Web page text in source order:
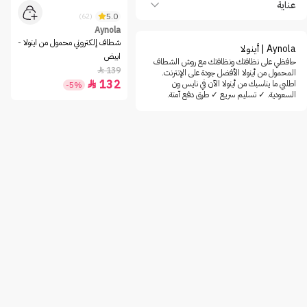
عناية
Aynola | أينولا
حافظي على نظافتك ونظافتك مع روش الشطاف
المحمول من أينولا الأفضل جودة على الإنترنت.
اطلبي ما يناسبك من أينولا الآن في نايس ون
السعودية. ✓ تسليم سريع ✓ طرق دفع آمنة.
5.0
(62)
Aynola
شطاف إلكتروني محمول من اينولا -
ابيض
139

132

-5%